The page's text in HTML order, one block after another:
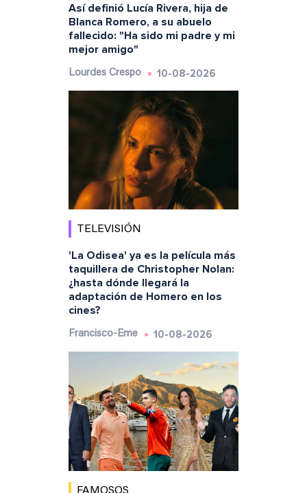
Así definió Lucía Rivera, hija de
Blanca Romero, a su abuelo
fallecido: "Ha sido mi padre y mi
mejor amigo"
Lourdes Crespo 10-08-2026
TELEVISIÓN
'La Odisea' ya es la película más
taquillera de Christopher Nolan:
¿hasta dónde llegará la
adaptación de Homero en los
cines?
Francisco-Eme 10-08-2026